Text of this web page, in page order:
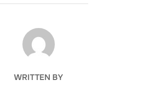
POST AUTHOR
WRITTEN BY